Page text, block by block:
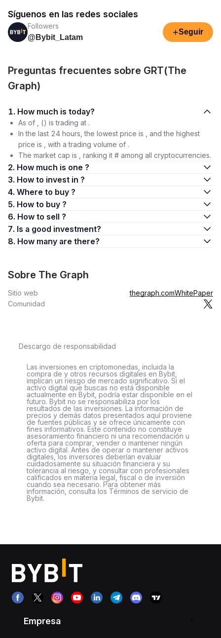
Síguenos en las redes sociales
Followers
@Bybit_Latam
+Seguir
Preguntas frecuentes sobre GRT(The
Graph)
1. How much is today?
As of , () is trading at .
In the last 24 hours, the lowest price is , and the highest
price is , with a trading volume of .
The market cap is , ranking it # among all cryptocurrencies.
2. How much is one ?
3. How to invest in ?
4. Where to buy ?
5. How to buy ?
6. How to sell ?
7. Is a good investment?
8. How many are there?
Sobre The Graph
Sitio web thegraph.comWhitePaper
Comunidad
Descargo de responsabilidad
Las inversiones en criptomonedas, incluida la
compra de y otros recursos digitales en Bybit,
implican un riesgo de mercado significativo. Si el
activo digital que buscas no está disponible
actualmente en Bybit, podría estar disponible en el
futuro. Bybit no se responsabiliza por los
resultados de las inversiones. La información de
precios y demás datos presentados aquí proviene
de fuentes públicas y se ofrece únicamente con
fines informativos. Este contenido no constituye
asesoramiento financiero ni una recomendación u
oferta para comprar, vender o mantener ningún
activo digital. Antes de operar o mantener activos
digitales, los inversores deberían evaluar
cuidadosamente su situación financiera y su
tolerancia al riesgo, y consultar con profesionales
calificados en materia legal, fiscal o de inversión
cuando sea necesario. Para obtener más
información, consulta los Términos de servicio de
Bybit.
Empresa